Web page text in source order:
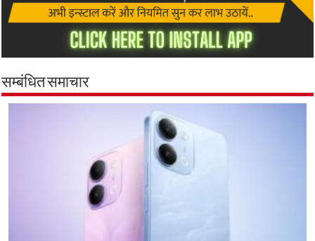
सम्बंधित समाचार